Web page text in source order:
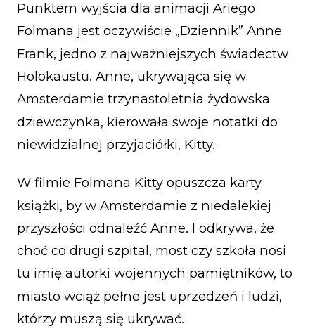
Punktem wyjścia dla animacji Ariego
Folmana jest oczywiście „Dziennik” Anne
Frank, jedno z najważniejszych świadectw
Holokaustu. Anne, ukrywająca się w
Amsterdamie trzynastoletnia żydowska
dziewczynka, kierowała swoje notatki do
niewidzialnej przyjaciółki, Kitty.
W filmie Folmana Kitty opuszcza karty
książki, by w Amsterdamie z niedalekiej
przyszłości odnaleźć Anne. I odkrywa, że
choć co drugi szpital, most czy szkoła nosi
tu imię autorki wojennych pamiętników, to
miasto wciąż pełne jest uprzedzeń i ludzi,
którzy muszą się ukrywać.